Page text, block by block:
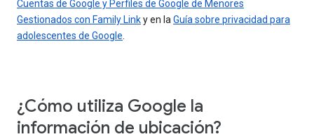
Cuentas de Google y Perfiles de Google de Menores
Gestionados con Family Linky en la Guía sobre privacidad para
adolescentes de Google
¿Cómo utiliza Google la
información de ubicación?